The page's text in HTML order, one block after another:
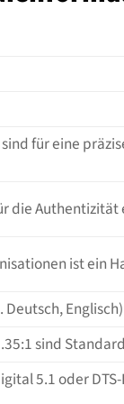
für eine
die Authentizität
ist ein
sind
5.1 oder